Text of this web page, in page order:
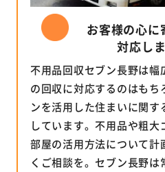
お客様の心に
対応し
不用品回収セブン長野は幅
の回収に対応するのはもち
ンを活用した住まいに関
しています。不用品や粗
部屋の活用方法について計
くご相談を。セブン長野